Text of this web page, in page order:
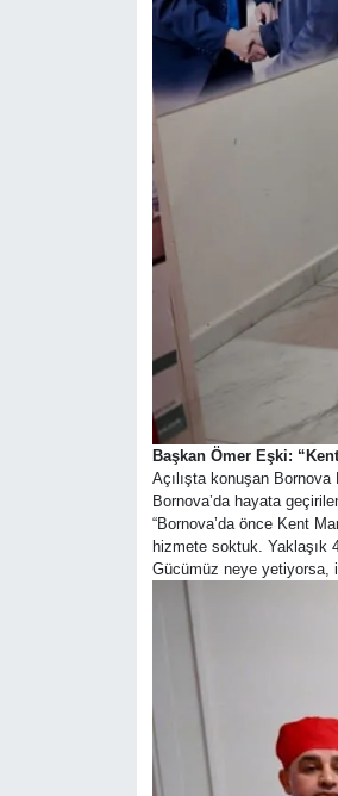
Başkan Ömer Eşki:
Açılışta konuşan
Bornova’da hayata
“Bornova’da önce Kent
hizmete soktuk. Yaklaşık
Gücümüz neye yetiyorsa,